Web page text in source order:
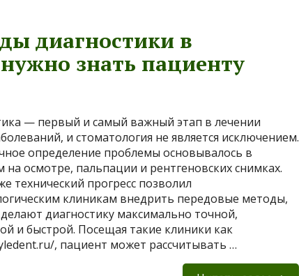
диагностики в
знать пациенту
— первый и самый важный этап в лечении
и стоматология не является исключением.
определение проблемы основывалось в
на осмотре, пальпации и рентгеновских снимках.
технический прогресс позволил
клиникам внедрить передовые методы,
диагностику максимально точной,
и быстрой. Посещая такие клиники как
, пациент может рассчитывать …